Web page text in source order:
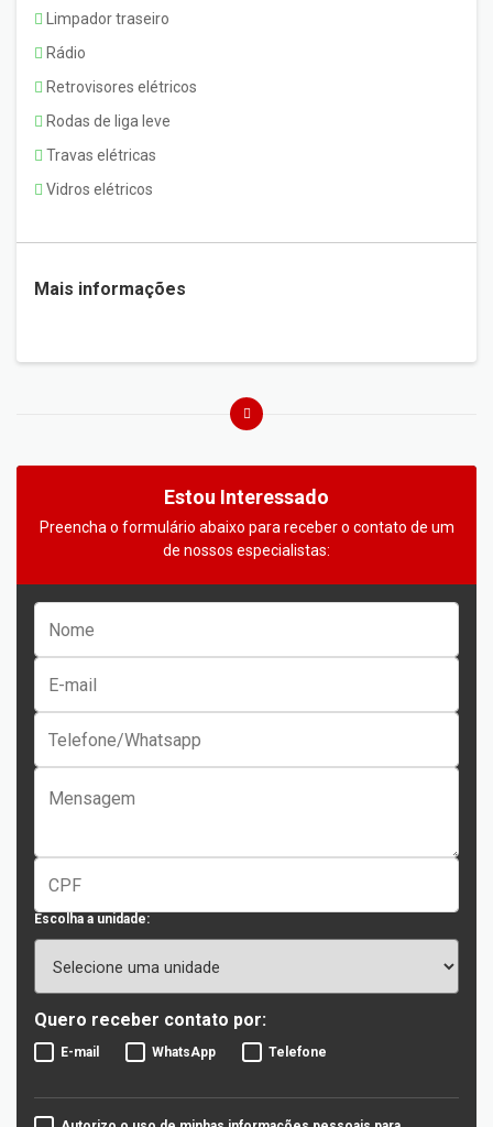
Limpador traseiro
Rádio
Retrovisores elétricos
Rodas de liga leve
Travas elétricas
Vidros elétricos
Mais informações
Estou Interessado
Preencha o formulário abaixo para receber o contato de um
de nossos especialistas:
Escolha a unidade:
Quero receber contato por:
E-mail WhatsApp Telefone